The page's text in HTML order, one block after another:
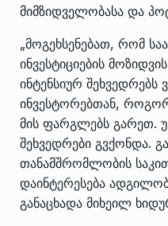
მიმზიდველობასა და
„მოგეხსენებათ, რომ
ინვესტიციების
ინტენსიურ
ინვესტორებთან,
მის ფარგლებს გარეთ.
შეხვედრები გვქონდა.
თანამშრომლობის
დაინტერესება
განაცხადა მიხეილ